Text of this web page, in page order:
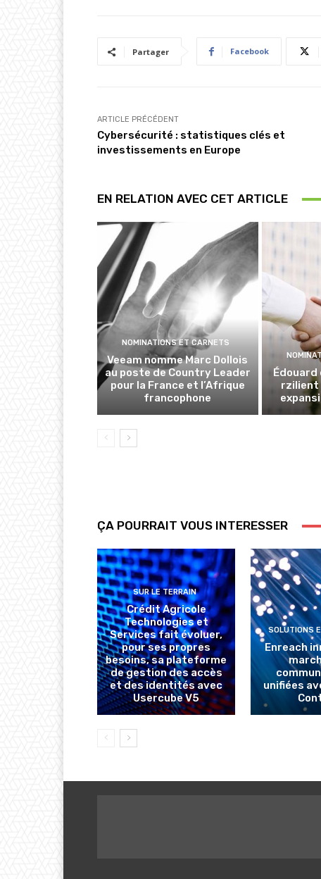
Partager Facebook
ARTICLE PRÉCÉDENT
Cybersécurité : statistiques clés et
investissements en Europe
EN RELATION AVEC CET ARTICLE
NOMINATIONS ET CARNETS
Veeam nomme Marc Dollois
au poste de Country Leader
pour la France et l’Afrique
francophone
rzilient
ÇA POURRAIT VOUS INTERESSER
SUR LE TERRAIN
Crédit Agricole
Technologies et
Services fait évoluer,
pour ses propres
besoins, sa plateforme
de gestion des accès
et des identités avec
Usercube V5
SOLUTIONS
Enreach
unifiées